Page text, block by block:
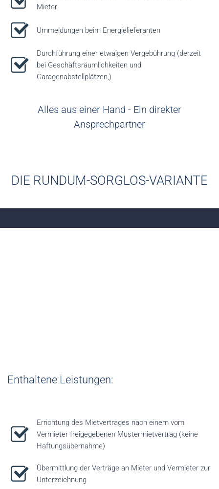
Mieter
Ummeldungen beim Energielieferanten
Durchführung einer etwaigen Vergebührung (derzeit
bei Geschäftsräumlichkeiten und
Garagenabstellplätzen,)
Alles aus einer Hand - Ein direkter
Ansprechpartner
DIE RUNDUM-SORGLOS-VARIANTE
Enthaltene Leistungen:
Errichtung des Mietvertrages nach einem vom
Vermieter freigegebenen Mustermietvertrag (keine
Haftungsübernahme)
Übermittlung der Verträge an Mieter und Vermieter zur
Unterzeichnung